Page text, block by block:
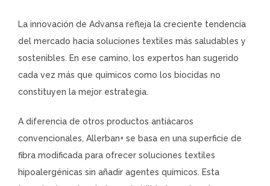
La innovación de Advansa refleja la creciente tendencia
del mercado hacia soluciones textiles más saludables y
sostenibles. En ese camino, los expertos han sugerido
cada vez más que químicos como los biocidas no
constituyen la mejor estrategia.
A diferencia de otros productos antiácaros
convencionales, Allerban+ se basa en una superficie de
fibra modificada para ofrecer soluciones textiles
hipoalergénicas sin añadir agentes químicos. Esta